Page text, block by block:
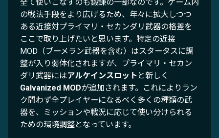
全て使いこなすのも鍛錬の一部なのです。ゲーム内
の戦法手段をより広げるため、年々に拡大しつつ
ある近接対プライマリ・セカンダリ武器の格差を
ここで取り上げたいと思います。特定の近接
MOD（ブーメラン武器を含む）はスタータスに調
整が入り弱体化されますが、プライマリ・セカン
ダリ武器にはアルケインスロット と新しく
Galvanized MODが追加されます。これによりラン
ク問わず全プレイヤーになるべく多くの種類の武
器を、ミッションや戦況に応じて使い分けられる
ための環境調整となっています。